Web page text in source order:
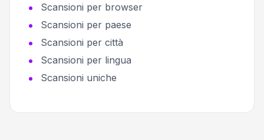
Scansioni per browser
Scansioni per paese
Scansioni per città
Scansioni per lingua
Scansioni uniche